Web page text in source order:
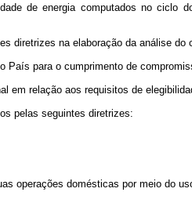
de energia computados no
diretrizes na elaboração da análise do
para o cumprimento de
em relação aos requisitos de
pelas seguintes diretrizes:
operações domésticas por meio do